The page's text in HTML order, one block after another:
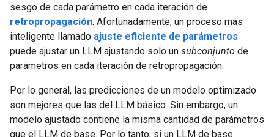
sesgo de cada parámetro en cada iteración de
retropropagación. Afortunadamente, un proceso más
inteligente llamado ajuste eficiente de parámetros
puede ajustar un LLM ajustando solo un subconjunto de
parámetros en cada iteración de retropropagación.
Por lo general, las predicciones de un modelo optimizado
son mejores que las del LLM básico. Sin embargo, un
modelo ajustado contiene la misma cantidad de parámetros
que el LLM de base. Por lo tanto, si un LLM de base